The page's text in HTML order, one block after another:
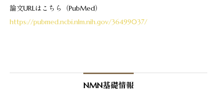
論文URLはこちら（PubMed）
https://pubmed.ncbi.nlm.nih.gov/36499037/
NMN基礎情報